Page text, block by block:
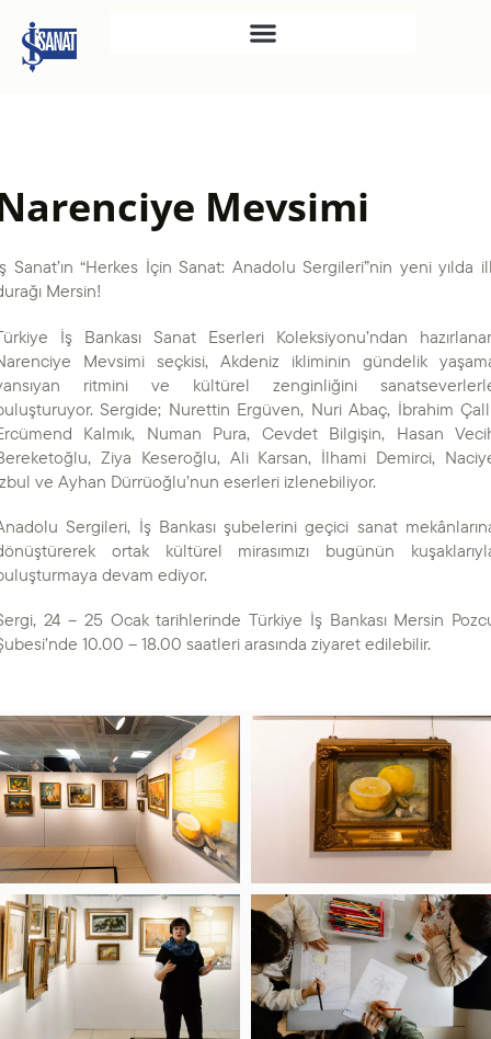
TÜRKIYE İŞ BANKASI
RESIM HEYKEL MÜZESI
MÜZESI
MÜZESI
ATATÜRK KÜTÜPHANESI
SANAT GALERILERI
KÜLTÜREL MIRASA
DESTEK
Mevsimi
Sanat’ın “Herkes İçin Sanat: Anadolu Sergileri”nin yeni yılda
Mersin!
İş Bankası Sanat Eserleri Koleksiyonu’ndan
Mevsimi seçkisi, Akdeniz ikliminin gündelik
ritmini ve kültürel zenginliğini
Sergide; Nurettin Ergüven, Nuri Abaç, İbrahim
Kalmık, Numan Pura, Cevdet Bilgişin, Hasan
Ziya Keseroğlu, Ali Karsan, İlhami Demirci,
ve Ayhan Dürrüoğlu’nun eserleri izlenebiliyor.
Sergileri, İş Bankası şubelerini geçici sanat
ortak kültürel mirasımızı bugünün
devam ediyor.
24 – 25 Ocak tarihlerinde Türkiye İş Bankası Mersin
10.00 – 18.00 saatleri arasında ziyaret edilebilir.